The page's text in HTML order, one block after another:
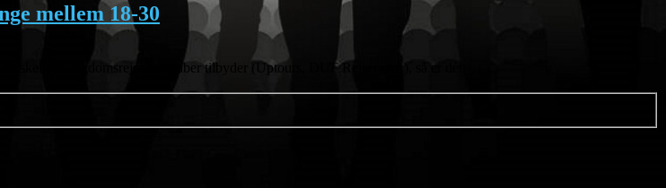
mellem 18-30
ungdomsrejse-selskaber tilbyder (Uptours, DUF Rejser osv.), så er det